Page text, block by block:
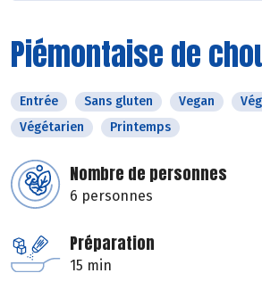
Piémontaise de
Entrée Sans gluten Vegan
Végétarien
Printemps
Nombre de personnes
6 personnes
Préparation
15 min